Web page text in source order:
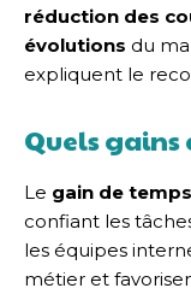
réduction des
évolutions du
expliquent le
Quels gains
Le gain de temps
confiant les
les équipes
métier et